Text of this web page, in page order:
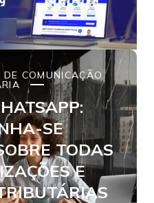
DE COMUNICAÇÃO
SE
TODAS
E